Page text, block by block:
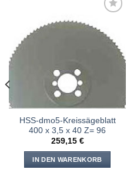
Meine
HSS-dmo5-Kreissägeblatt
400 x 3,5 x 40 Z= 96
259,15 €
IN DEN WARENKORB